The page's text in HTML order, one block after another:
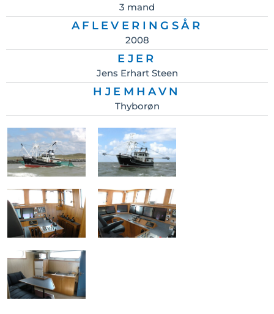
3 mand
AFLEVERINGSÅR
2008
EJER
Jens Erhart Steen
HJEMHAVN
Thyborøn